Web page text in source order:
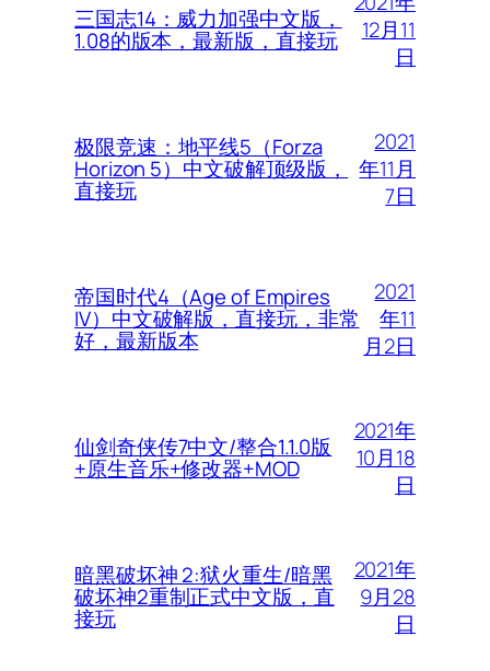
三国志14：威力加强中文版，
1.08的版本，最新版，直接玩
12月11
日
极限竞速：地平线5（Forza
Horizon 5）中文破解顶级版，
直接玩
2021
年11月
7日
帝国时代4（Age of Empires
IV）中文破解版，直接玩，非常
好，最新版本
2021
年11
月2日
仙剑奇侠传7中文/整合1.1.0版
+原生音乐+修改器+MOD
2021年
10月18
日
暗黑破坏神 2:狱火重生/暗黑
破坏神2重制正式中文版，直
接玩
2021年
9月28
日